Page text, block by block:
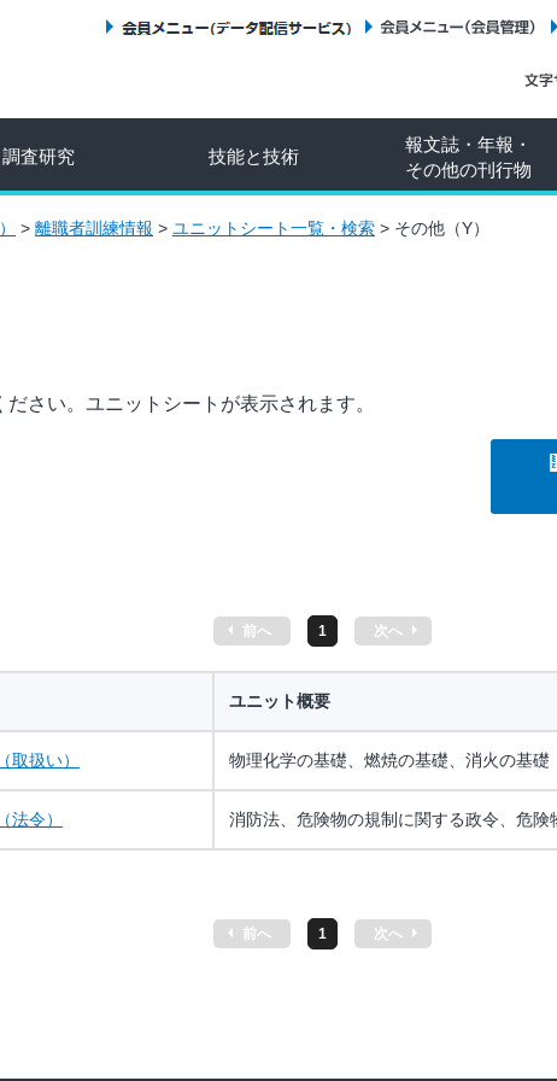
調査研究 技能と技術
報文誌・年報・
その他の刊行物
> 離職者訓練情報 > ユニットシート一覧・検索 > その他（Y）
さい。ユニットシートが表示されます。
前へ 1 次へ
ユニット概要
取扱い） 物理化学の基礎、燃焼の基礎、消火の基礎
法令） 消防法、危険物の規制に関する政令、危険
前へ 1 次へ